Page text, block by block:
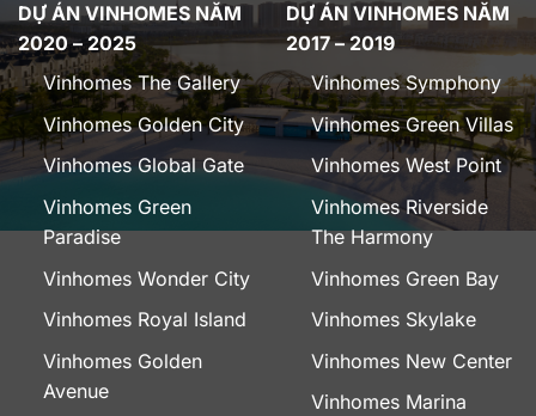
DỰ ÁN VINHOMES NĂM
2020 – 2025
Vinhomes The Gallery
Vinhomes Golden City
Vinhomes Global Gate
Vinhomes Green
Paradise
Vinhomes Wonder City
Vinhomes Royal Island
Vinhomes Golden
Avenue
DỰ ÁN VINHOMES NĂM
2017 – 2019
Vinhomes Symphony
Vinhomes Green Villas
Vinhomes West Point
Vinhomes Riverside
The Harmony
Vinhomes Green Bay
Vinhomes Skylake
Vinhomes New Center
Vinhomes Marina